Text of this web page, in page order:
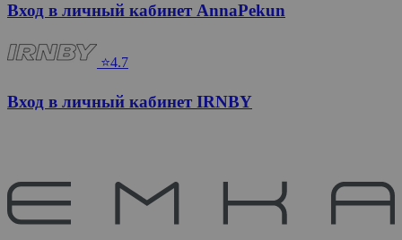
Вход в личный кабинет AnnaPekun
⭐4.7
Вход в личный кабинет IRNBY